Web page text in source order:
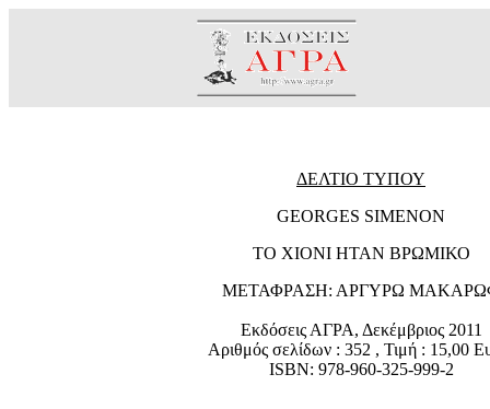
ΔΕΛΤΙΟ ΤΥΠΟΥ
GEORGES SIMENON
ΤΟ ΧΙΟΝΙ ΗΤΑΝ ΒΡΩΜΙΚΟ
ΜΕΤΑΦΡΑΣΗ: ΑΡΓΥΡΩ
Εκδόσεις ΑΓΡΑ, Δεκέμβριος 2011
Αριθμός σελίδων : 352 , Τιμή : 15,00
ISBN: 978-960-325-999-2